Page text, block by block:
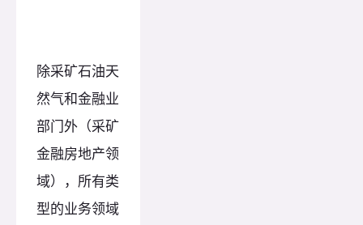
除采矿石油天
然气和金融业
部门外（采矿
金融房地产领
域），所有类
型的业务领域